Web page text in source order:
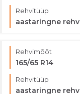
Rehvitüüp
aastaringne rehv
Rehvimõõt
165/65 R14
Rehvitüüp
aastaringne rehv